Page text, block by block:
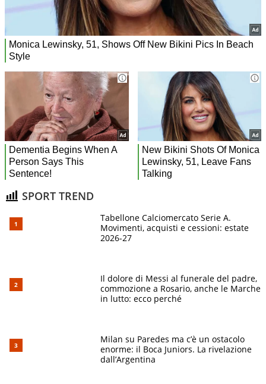
SPORT TREND
Tabellone Calciomercato Serie A.
Movimenti, acquisti e cessioni: estate
2026-27
Il dolore di Messi al funerale del padre,
commozione a Rosario, anche le Marche
in lutto: ecco perché
Milan su Paredes ma c’è un ostacolo
enorme: il Boca Juniors. La rivelazione
dall’Argentina